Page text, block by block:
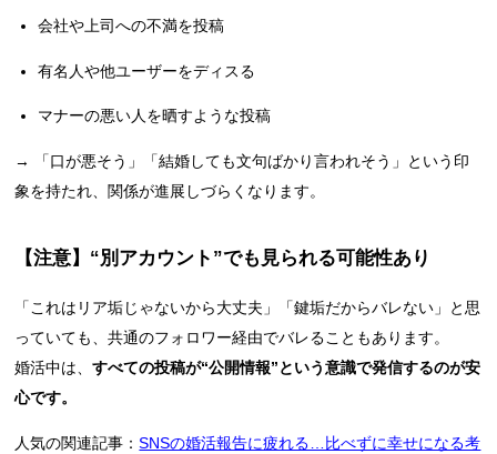
会社や上司への不満を投稿
有名人や他ユーザーをディスる
マナーの悪い人を晒すような投稿
→ 「口が悪そう」「結婚しても文句ばかり言われそう」という印
象を持たれ、関係が進展しづらくなります。
【注意】“別アカウント”でも見られる可能性あり
「これはリア垢じゃないから大丈夫」「鍵垢だからバレない」と思
っていても、共通のフォロワー経由でバレることもあります。
婚活中は、すべての投稿が“公開情報”という意識で発信するのが安
心です。
人気の関連記事：SNSの婚活報告に疲れる…比べずに幸せになる考